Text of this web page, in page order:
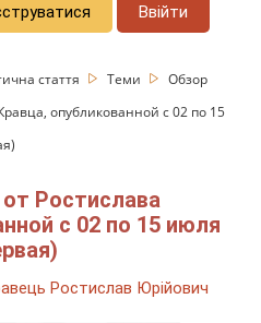
Ввійти
стаття Теми
Обзор
опубликованной с 02 по 15
Ростислава
с 02 по 15 июля
Ростислав Юрійович